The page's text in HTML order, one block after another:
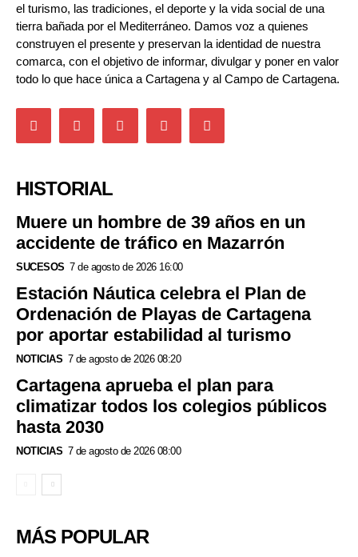
el turismo, las tradiciones, el deporte y la vida social de una
tierra bañada por el Mediterráneo. Damos voz a quienes
construyen el presente y preservan la identidad de nuestra
comarca, con el objetivo de informar, divulgar y poner en valor
todo lo que hace única a Cartagena y al Campo de Cartagena.
HISTORIAL
Muere un hombre de 39 años en un
accidente de tráfico en Mazarrón
SUCESOS 7 de agosto de 2026 16:00
Estación Náutica celebra el Plan de
Ordenación de Playas de Cartagena
por aportar estabilidad al turismo
NOTICIAS 7 de agosto de 2026 08:20
Cartagena aprueba el plan para
climatizar todos los colegios públicos
hasta 2030
NOTICIAS 7 de agosto de 2026 08:00
MÁS POPULAR